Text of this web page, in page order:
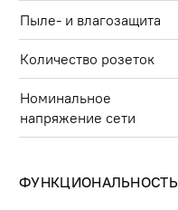
Пыле- и влагозащита
Количество розеток
Номинальное
напряжение сети
ФУНКЦИОНАЛЬНОСТЬ